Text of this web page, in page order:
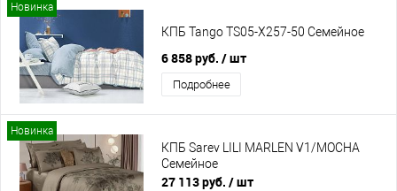
Новинка
КПБ Tango TS05-X257-50 Семейное
6 858 руб. / шт
Подробнее
Новинка
КПБ Sarev LILI MARLEN V1/MOCHA
Семейное
27 113 руб. / шт